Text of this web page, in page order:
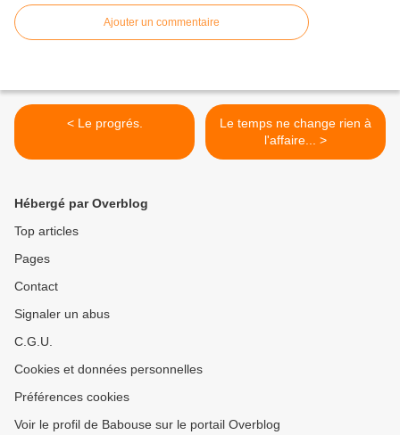
Ajouter un commentaire
< Le progrés.
Le temps ne change rien à
l'affaire... >
Hébergé par Overblog
Top articles
Pages
Contact
Signaler un abus
C.G.U.
Cookies et données personnelles
Préférences cookies
Voir le profil de Babouse sur le portail Overblog